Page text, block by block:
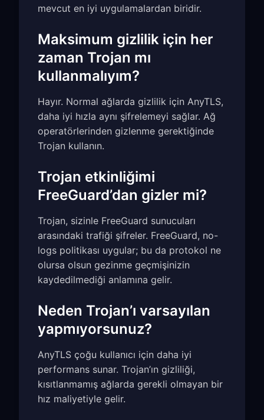
mevcut en iyi uygulamalardan biridir.
Maksimum gizlilik için her
zaman Trojan mı
kullanmalıyım?
Hayır. Normal ağlarda gizlilik için AnyTLS,
daha iyi hızla aynı şifrelemeyi sağlar. Ağ
operatörlerinden gizlenme gerektiğinde
Trojan kullanın.
Trojan etkinliğimi
FreeGuard’dan gizler mi?
Trojan, sizinle FreeGuard sunucuları
arasındaki trafiği şifreler. FreeGuard, no-
logs politikası uygular; bu da protokol ne
olursa olsun gezinme geçmişinizin
kaydedilmediği anlamına gelir.
Neden Trojan’ı varsayılan
yapmıyorsunuz?
AnyTLS çoğu kullanıcı için daha iyi
performans sunar. Trojan’ın gizliliği,
kısıtlanmamış ağlarda gerekli olmayan bir
hız maliyetiyle gelir.